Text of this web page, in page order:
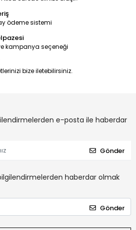
ödeme sistemi
kampanya seçeneği
bize iletebilirsiniz.
e-posta ile haberdar
Gönder
haberdar olmak
Gönder